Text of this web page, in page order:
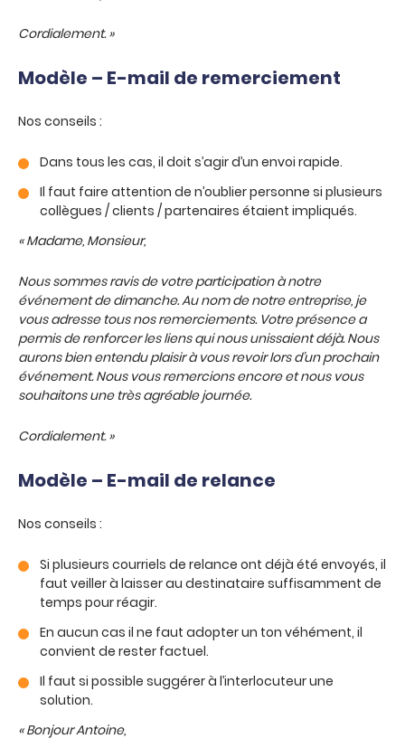
Cordialement. »
Modèle – E-mail de remerciement
Nos conseils :
Dans tous les cas, il doit s’agir d’un envoi rapide.
Il faut faire attention de n’oublier personne si plusieurs
collègues / clients / partenaires étaient impliqués.
« Madame, Monsieur,
Nous sommes ravis de votre participation à notre
événement de dimanche. Au nom de notre entreprise, je
vous adresse tous nos remerciements. Votre présence a
permis de renforcer les liens qui nous unissaient déjà. Nous
aurons bien entendu plaisir à vous revoir lors d’un prochain
événement. Nous vous remercions encore et nous vous
souhaitons une très agréable journée.
Cordialement. »
Modèle – E-mail de relance
Nos conseils :
Si plusieurs courriels de relance ont déjà été envoyés, il
faut veiller à laisser au destinataire suffisamment de
temps pour réagir.
En aucun cas il ne faut adopter un ton véhément, il
convient de rester factuel.
Il faut si possible suggérer à l’interlocuteur une
solution.
« Bonjour Antoine,